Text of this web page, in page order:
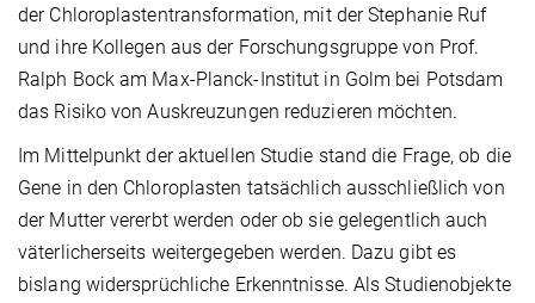
der Chloroplastentransformation, mit der Stephanie Ruf
und ihre Kollegen aus der Forschungsgruppe von Prof.
Ralph Bock am Max-Planck-Institut in Golm bei Potsdam
das Risiko von Auskreuzungen reduzieren möchten.
Im Mittelpunkt der aktuellen Studie stand die Frage, ob die
Gene in den Chloroplasten tatsächlich ausschließlich von
der Mutter vererbt werden oder ob sie gelegentlich auch
väterlicherseits weitergegeben werden. Dazu gibt es
bislang widersprüchliche Erkenntnisse. Als Studienobjekte